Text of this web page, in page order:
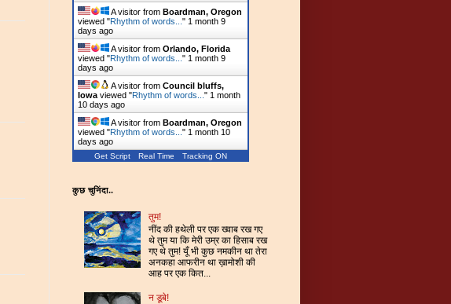
A visitor from Boardman, Oregon
viewed "Rhythm of words... " 1 month 9
days ago
A visitor from Orlando, Florida
viewed "Rhythm of words... " 1 month 9
days ago
A visitor from Council bluffs,
Iowa viewed "Rhythm of words... " 1 month
10 days ago
A visitor from Boardman, Oregon
viewed "Rhythm of words... " 1 month 10
days ago
Get Script Real Time Tracking ON
कुछ चुनिंदा..
तुम!
नींद की हथेली पर एक ख्वाब रख गए
थे तुम या कि मेरी उम्र का हिसाब रख
गए थे तुम! यूँ भी कुछ नमकीन था तेरा
अनकहा आफरीन था ख़ामोशी की
आह पर एक कित...
न डूबे!